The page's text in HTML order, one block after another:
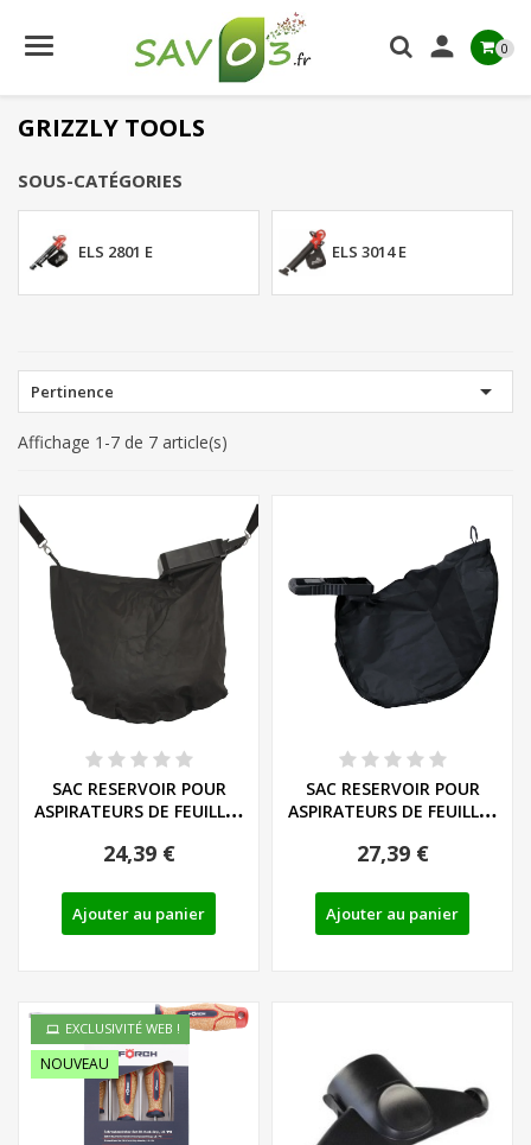
 0
GRIZZLY TOOLS
SOUS-CATÉGORIES
ELS 2801 E ELS 3014 E
Pertinence 
Affichage 1-7 de 7 article(s)
SAC RESERVOIR POUR
ASPIRATEURS DE FEUILLES
24,39 €
Ajouter au panier
SAC RESERVOIR POUR
ASPIRATEURS DE FEUILLES
27,39 €
Ajouter au panier
EXCLUSIVITÉ WEB !
NOUVEAU